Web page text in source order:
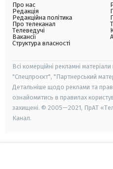
Про нас
Редакція
Редакційна політика
Про телеканал
Телеведучі
Вакансії
Структура власності
Всі комерційні рекламні
"Спецпроєкт", "Партнерський
Детальніше щодо реклами та
ознайомитись в правилах
захищені. © 2005—2021, ПрАТ
Канал.